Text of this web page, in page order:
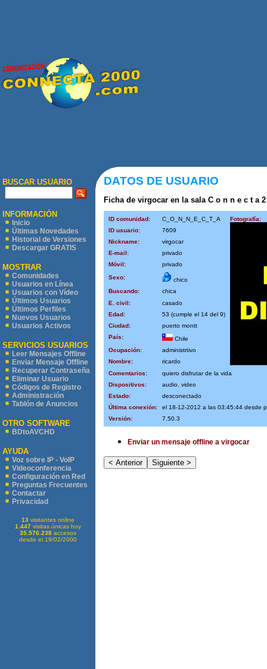
BUSCAR USUARIO
INFORMACIÓN
Inicio
Últimas Novedades
Historial de Versiones
Descargar GRATIS
MOSTRAR
Comunidades
Usuarios en Línea
Usuarios con Vídeo
Últimos Usuarios
Últimos Perfiles
Nuevos Usuarios
Usuarios Activos
SERVICIOS USUARIOS
Leer Mensajes Offline
Enviar Mensaje Offline
Recuperar Contraseña
Eliminar Usuario
Códigos de Registro
Administración
Tablón de Anuncios
OTRO SOFTWARE
BDtoAVCHD
AYUDA
Voz sobre IP - VoIP
Videoconferencia
Configuración en Red
Preguntas Frecuentes
Contactar
Privacidad
13 visitantes online
1.447visitas únicas hoy
35.576.238accesos
desde el 19/02/2000
DATOS DE USUARIO
Ficha de virgocar en la sala C o n n e c t a
ID comunidad: C_O_N_N_E_C_T_A
Fotografía:
ID usuario:
7609
Nickname:
virgocar
E-mail:
privado
Móvil:
privado
Sexo:
chico
Buscando:
chica
E. civil:
casado
Edad:
53 (cumple el 14 del 9)
Ciudad:
puerto montt
País:
Chile
Ocupación:
administrtivo
Nombre:
ricardo
Comentarios:
quiero disfrutar de la vida
Dispositivos:
audio, video
Estado:
desconectado
Última conexión:
el 18-12-2012 a las 03:45:44 desde
Versión:
7.50.3
Enviar un mensaje offline a virgocar